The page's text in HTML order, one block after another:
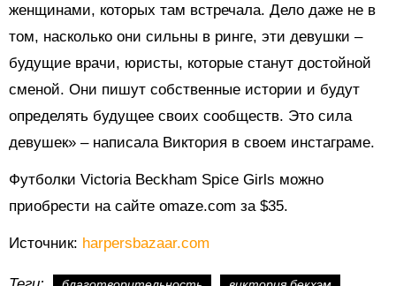
женщинами, которых там встречала. Дело даже не в
том, насколько они сильны в ринге, эти девушки –
будущие врачи, юристы, которые станут достойной
сменой. Они пишут собственные истории и будут
определять будущее своих сообществ. Это сила
девушек» – написала Виктория в своем инстаграме.
Футболки Victoria Beckham Spice Girls можно
приобрести на сайте omaze.com за $35.
Источник: harpersbazaar.com